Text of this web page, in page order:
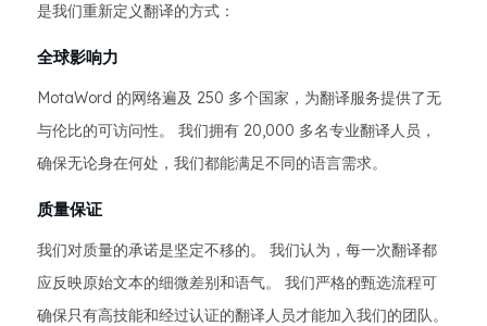
是我们重新定义翻译的方式：
全球影响力
MotaWord 的网络遍及 250 多个国家，为翻译服务提供了无
与伦比的可访问性。 我们拥有 20,000 多名专业翻译人员，
确保无论身在何处，我们都能满足不同的语言需求。
质量保证
我们对质量的承诺是坚定不移的。 我们认为，每一次翻译都
应反映原始文本的细微差别和语气。 我们严格的甄选流程可
确保只有高技能和经过认证的翻译人员才能加入我们的团队。